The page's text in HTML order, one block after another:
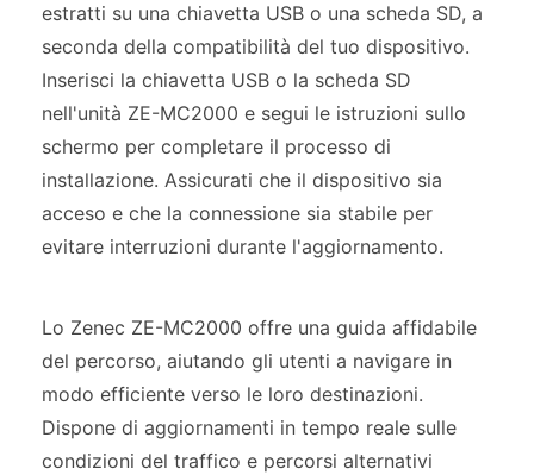
estratti su una chiavetta USB o una scheda SD, a
seconda della compatibilità del tuo dispositivo.
Inserisci la chiavetta USB o la scheda SD
nell'unità ZE-MC2000 e segui le istruzioni sullo
schermo per completare il processo di
installazione. Assicurati che il dispositivo sia
acceso e che la connessione sia stabile per
evitare interruzioni durante l'aggiornamento.
Lo Zenec ZE-MC2000 offre una guida affidabile
del percorso, aiutando gli utenti a navigare in
modo efficiente verso le loro destinazioni.
Dispone di aggiornamenti in tempo reale sulle
condizioni del traffico e percorsi alternativi